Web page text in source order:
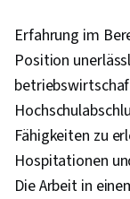
Erfahrung im
Position
Fähigkeiten zu
Hospitationen
Die Arbeit in